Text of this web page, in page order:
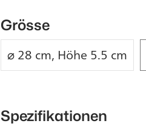
Grösse
⌀ 28 cm, Höhe 5.5 cm
Spezifikationen